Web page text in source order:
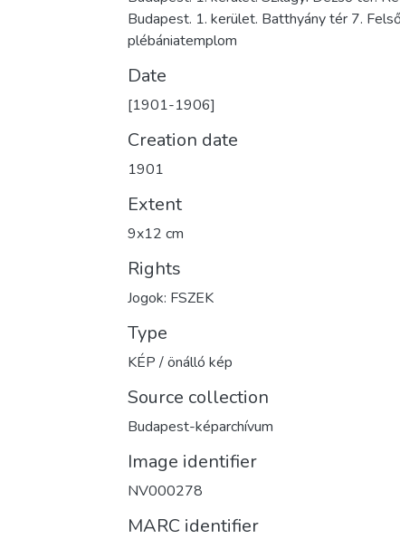
Budapest. 1. kerület. Batthyány tér 7.
plébániatemplom
Date
[1901-1906]
Creation date
1901
Extent
9x12 cm
Rights
Jogok: FSZEK
Type
KÉP / önálló kép
Source collection
Budapest-képarchívum
Image identifier
NV000278
MARC identifier